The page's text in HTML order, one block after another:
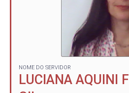
NOME DO SERVIDOR
LUCIANA AQUINI